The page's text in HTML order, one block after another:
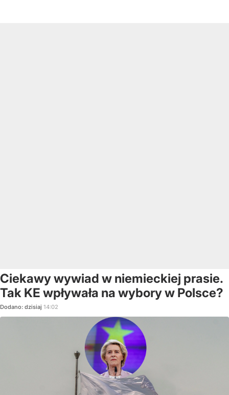
Ciekawy wywiad w niemieckiej prasie.
Tak KE wpływała na wybory w Polsce?
Dodano: dzisiaj 14:02